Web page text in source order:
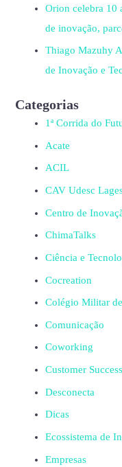
Orion celebra 10
de inovação,
Thiago Mazuhy
de Inovação e
Categorias
1ª Corrida do
Acate
ACIL
CAV Udesc
Centro de
ChimaTalks
Ciência e
Cocreation
Colégio Militar
Comunicação
Coworking
Customer Success
Desconecta
Dicas
Ecossistema de
Empresas